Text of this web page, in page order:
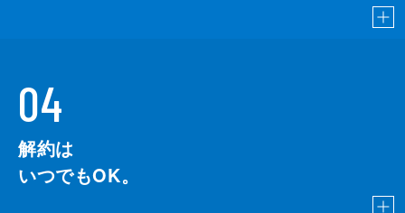
04
解約は
いつでもOK。